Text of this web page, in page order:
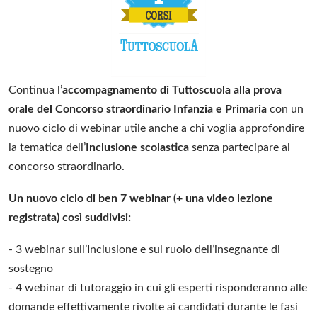
Continua l’accompagnamento di Tuttoscuola alla prova
orale del Concorso straordinario Infanzia e Primaria con un
nuovo ciclo di webinar utile anche a chi voglia approfondire
la tematica dell’ Inclusione scolastica senza partecipare al
concorso straordinario.
Un nuovo ciclo di ben 7 webinar (+ una video lezione
registrata) così suddivisi:
- 3 webinar sull’Inclusione e sul ruolo dell’insegnante di
sostegno
- 4 webinar di tutoraggio in cui gli esperti risponderanno alle
domande effettivamente rivolte ai candidati durante le fasi